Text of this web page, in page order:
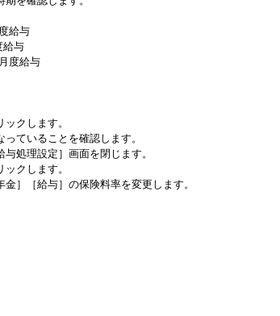
給与
与
度給与
クします。
ていることを確認します。
処理設定］画面を閉じます。
クします。
］［給与］の保険料率を変更します。